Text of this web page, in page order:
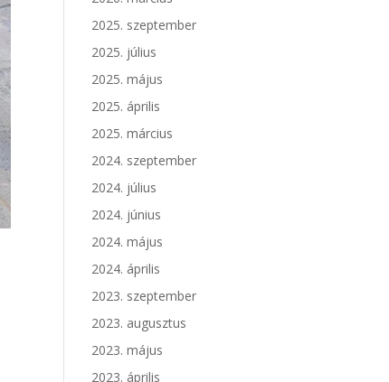
2025. szeptember
2025. július
2025. május
2025. április
2025. március
2024. szeptember
2024. július
2024. június
2024. május
2024. április
2023. szeptember
2023. augusztus
2023. május
2023. április